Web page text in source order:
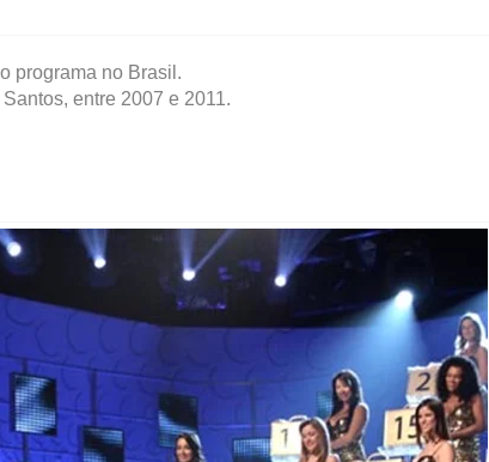
programa no Brasil.
entre 2007 e 2011.